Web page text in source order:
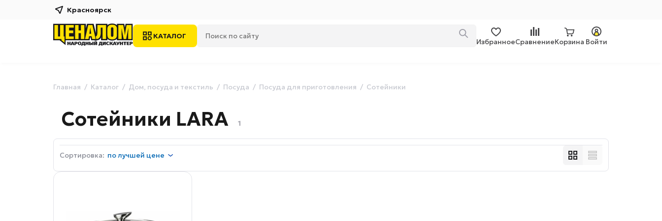
Красноярск
КАТАЛОГ
ИзбранноеСравнениеКорзина Войти
Главная Каталог Дом, посуда и текстиль Посуда Посуда для приготовления Сотейники
Сотейники LARA 1
Сортировка: получшей цене